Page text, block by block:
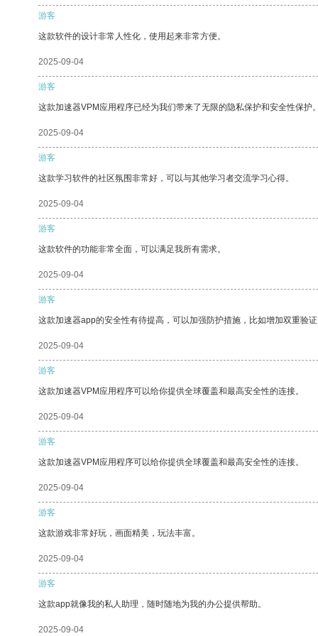
游客
这款软件的设计非常人性化，使用起来非常方便。
2025-09-04
游客
这款加速器VPM应用程序已经为我们带来了无限的隐私保护和安全性保护
2025-09-04
游客
这款学习软件的社区氛围非常好，可以与其他学习者交流学习心得。
2025-09-04
游客
这款软件的功能非常全面，可以满足我所有需求。
2025-09-04
游客
这款加速器app的安全性有待提高，可以加强防护措施，比如增加双重验
2025-09-04
游客
这款加速器VPM应用程序可以给你提供全球覆盖和最高安全性的连接。
2025-09-04
游客
这款加速器VPM应用程序可以给你提供全球覆盖和最高安全性的连接。
2025-09-04
游客
这款游戏非常好玩，画面精美，玩法丰富。
2025-09-04
游客
这款app就像我的私人助理，随时随地为我的办公提供帮助。
2025-09-04